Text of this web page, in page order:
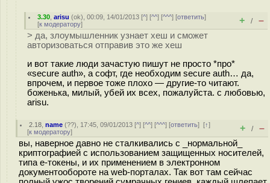
3.30 ,arisu (ok), 00:09, 14/01/2013 [^] [^^] [^^^] [ответить]
[к модератору] + / –
> да, злоумышленник узнает хеш и сможет
авторизоваться отправив это же хеш
и вот такие люди зачастую пишут не просто *про*
«secure auth», а софт, где необходим secure auth… да,
впрочем, и первое тоже плохо — другие-то читают.
боженька, милый, убей их всех, пожалуйста. с любовью,
arisu.
2.18 ,name (??), 17:45, 09/01/2013 [^] [^^] [^^^] [ответить][↑]
[к модератору] + / –
вы, наверное давно не сталкивались с _нормальной_
криптографией с использованием защищенных носителей,
типа е-токены, и их применением в электронном
документообороте на web-порталах. Так вот там сейчас